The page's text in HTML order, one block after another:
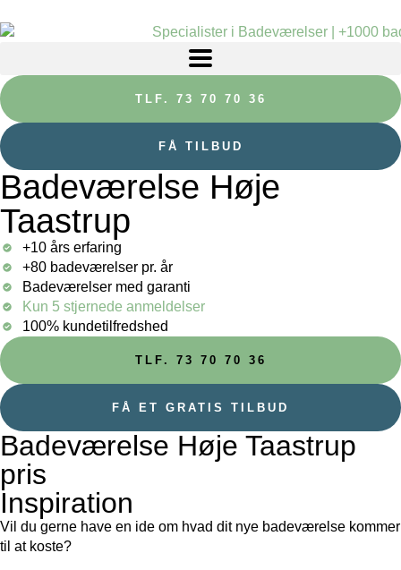
TLF. 73 70 70 36
FÅ TILBUD
Badeværelse Høje
Taastrup
+10 års erfaring
+80 badeværelser pr. år
Badeværelser med garanti
Kun 5 stjernede anmeldelser
100% kundetilfredshed
TLF. 73 70 70 36
FÅ ET GRATIS TILBUD
Badeværelse Høje Taastrup
pris
Inspiration
Vil du gerne have en ide om hvad dit nye badeværelse kommer
til at koste?